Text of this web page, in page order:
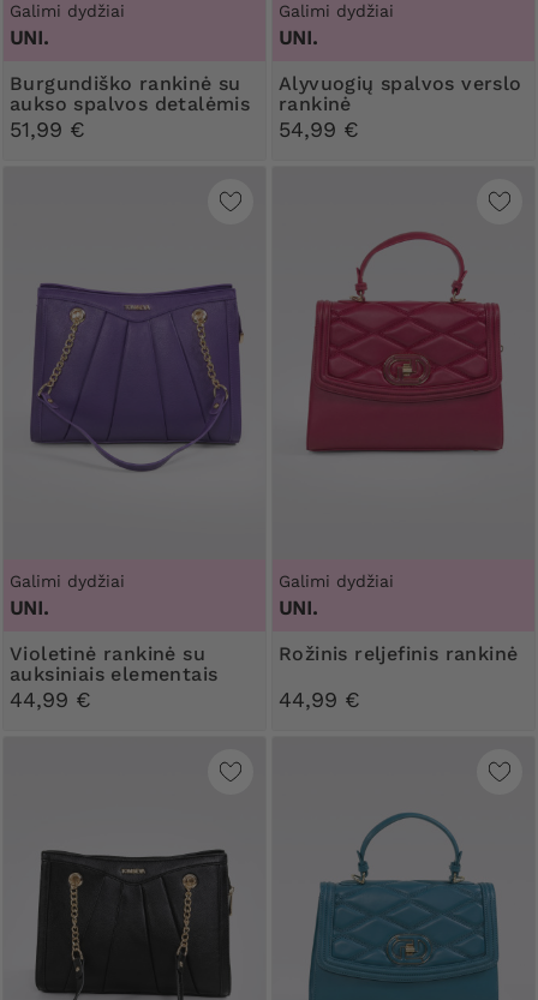
Galimi dydžiai
UNI.
Burgundiško rankinė su
aukso spalvos detalėmis
51,99 €
Galimi dydžiai
UNI.
Alyvuogių spalvos verslo
rankinė
54,99 €
Galimi dydžiai
UNI.
Violetinė rankinė su
auksiniais elementais
44,99 €
Galimi dydžiai
UNI.
Rožinis reljefinis rankinė
44,99 €